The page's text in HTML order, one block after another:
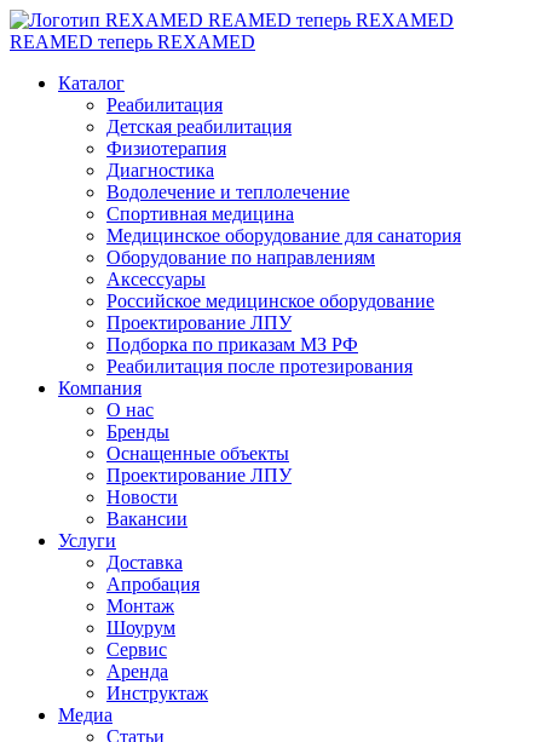
REAMED теперь REXAMED
REAMED теперь REXAMED
Каталог
Реабилитация
Детская реабилитация
Физиотерапия
Диагностика
Водолечение и теплолечение
Спортивная медицина
Медицинское оборудование для санатория
Оборудование по направлениям
Аксессуары
Российское медицинское оборудование
Проектирование ЛПУ
Подборка по приказам МЗ РФ
Реабилитация после протезирования
Компания
О нас
Бренды
Оснащенные объекты
Проектирование ЛПУ
Новости
Вакансии
Услуги
Доставка
Апробация
Монтаж
Шоурум
Сервис
Аренда
Инструктаж
Медиа
Статьи